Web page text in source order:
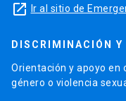
launch Ir al sitio de
DISCRIMINACIÓN
Orientación y apoyo en
género o violencia